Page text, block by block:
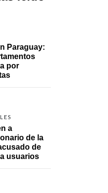
Paraguay:
por
a
de la
de
usuarios